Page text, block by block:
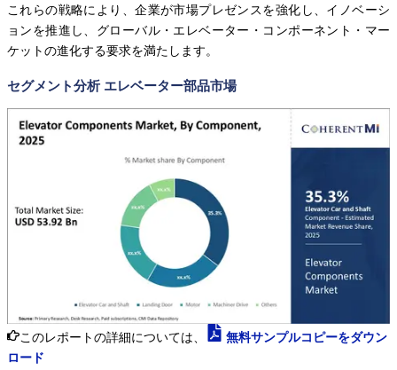
これらの戦略により、企業が市場プレゼンスを強化し、イノベーシ
ョンを推進し、グローバル・エレベーター・コンポーネント・マー
ケットの進化する要求を満たします。
セグメント分析 エレベーター部品市場
このレポートの詳細については、
無料サンプルコピーをダウン
ロード